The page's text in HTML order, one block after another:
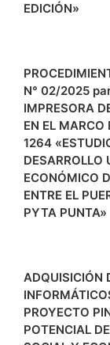
EDICIÓN»
N° 02/2025
IMPRESORA
EN EL MARCO
1264
DESARROLLO
ECONÓMICO
ENTRE EL
PYTA PUNTA»
ADQUISICIÓN
PROYECTO
POTENCIAL